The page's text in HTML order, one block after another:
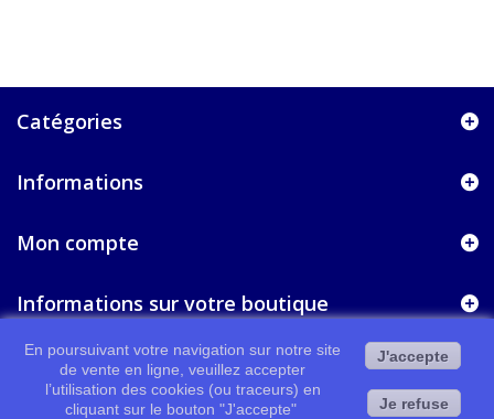
Catégories
Informations
Mon compte
Informations sur votre boutique
En poursuivant votre navigation sur notre site
de vente en ligne, veuillez accepter
l’utilisation des cookies (ou traceurs) en
cliquant sur le bouton "J'accepte"
J'accepte
Je refuse